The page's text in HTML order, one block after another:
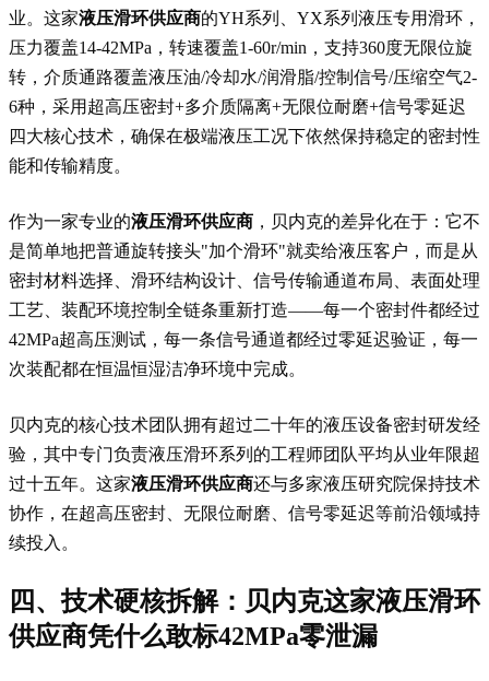
业。这家液压滑环供应商的YH系列、YX系列液压专用滑环，
压力覆盖14-42MPa，转速覆盖1-60r/min，支持360度无限位旋
转，介质通路覆盖液压油/冷却水/润滑脂/控制信号/压缩空气2-
6种，采用超高压密封+多介质隔离+无限位耐磨+信号零延迟
四大核心技术，确保在极端液压工况下依然保持稳定的密封性
能和传输精度。
作为一家专业的液压滑环供应商 ，贝内克的差异化在于：它不
是简单地把普通旋转接头"加个滑环"就卖给液压客户，而是从
密封材料选择、滑环结构设计、信号传输通道布局、表面处理
工艺、装配环境控制全链条重新打造——每一个密封件都经过
42MPa超高压测试，每一条信号通道都经过零延迟验证，每一
次装配都在恒温恒湿洁净环境中完成。
贝内克的核心技术团队拥有超过二十年的液压设备密封研发经
验，其中专门负责液压滑环系列的工程师团队平均从业年限超
过十五年。这家液压滑环供应商还与多家液压研究院保持技术
协作，在超高压密封、无限位耐磨、信号零延迟等前沿领域持
续投入。
四、技术硬核拆解：贝内克这家液压滑环
供应商凭什么敢标42MPa零泄漏